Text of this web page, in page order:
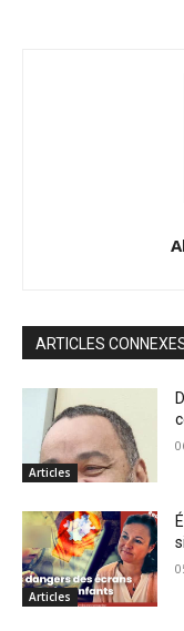
ARTICLES
Articles
Articles